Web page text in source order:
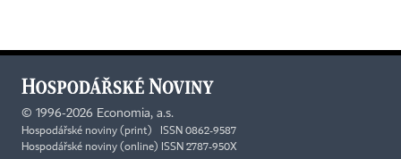
© 1996-2026 Economia, a.s.
Hospodářské noviny (print) ISSN 0862-9587
Hospodářské noviny (online) ISSN 2787-950X